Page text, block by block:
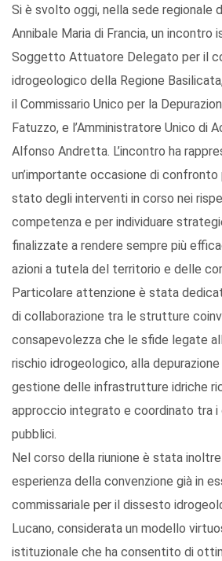
Si è svolto oggi, nella sede regionale
Annibale Maria di Francia, un incontro
Soggetto Attuatore Delegato per il
idrogeologico della Regione
il Commissario Unico per la
Fatuzzo, e l’Amministratore Unico di
Alfonso Andretta. L’incontro ha
un’importante occasione di
stato degli interventi in corso nei
competenza e per individuare
finalizzate a rendere sempre più
azioni a tutela del territorio e delle
Particolare attenzione è stata
di collaborazione tra le strutture
consapevolezza che le sfide legate
rischio idrogeologico, alla
gestione delle infrastrutture idriche
approccio integrato e coordinato tra
pubblici.
Nel corso della riunione è stata
esperienza della convenzione già in
commissariale per il dissesto
Lucano, considerata un modello
istituzionale che ha consentito di